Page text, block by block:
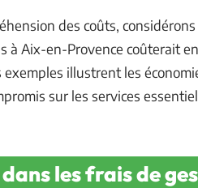
des coûts,
à Aix-en-Provence coûterait
illustrent les
sur les services
les frais de